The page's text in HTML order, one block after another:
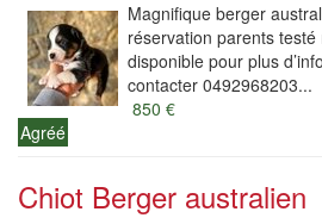
Magnifique berger
réservation parents
disponible pour plus
contacter 0492968203...
850 €
Agréé
Chiot Berger australien